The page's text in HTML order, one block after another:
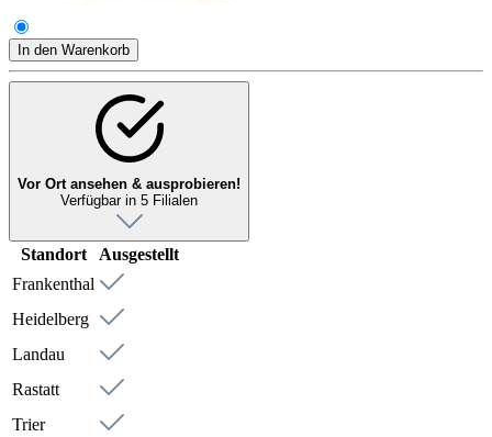
In den Warenkorb
Vor Ort ansehen & ausprobieren!
Verfügbar in 5 Filialen
Standort
Ausgestellt
Frankenthal
Heidelberg
Landau
Rastatt
Trier